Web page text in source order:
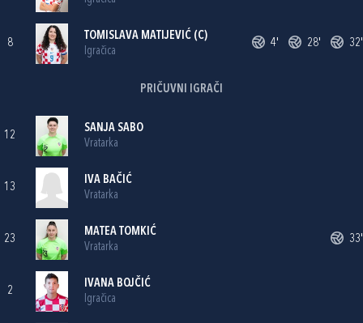
8
TOMISLAVA MATIJEVIĆ (C)
Igračica
4' 28' 32'
PRIČUVNI IGRAČI
12
SANJA SABO
Vratarka
13
IVA BAČIĆ
Vratarka
23
MATEA TOMKIĆ
Vratarka
33'
2
IVANA BOJČIĆ
Igračica